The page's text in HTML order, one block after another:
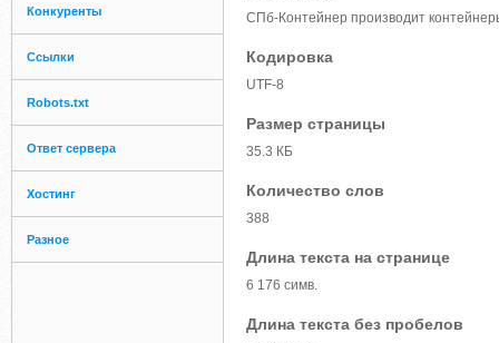
Конкуренты
Ссылки
Robots.txt
Ответ сервера
Хостинг
Разное
СПб-Контейнер производит
Кодировка
UTF-8
Размер страницы
35.3 КБ
Количество слов
388
Длина текста на странице
6 176 симв.
Длина текста без пробелов